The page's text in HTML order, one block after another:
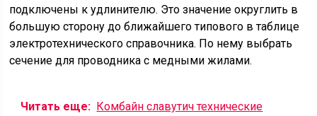
подключены к удлинителю. Это значение округлить в
большую сторону до ближайшего типового в таблице
электротехнического справочника. По нему выбрать
сечение для проводника с медными жилами.
Читать еще: Комбайн славутич технические